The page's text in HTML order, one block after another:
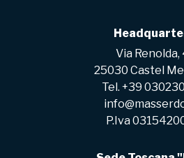
Via Renolda,
25030 Castel
Tel. +39
P.Iva